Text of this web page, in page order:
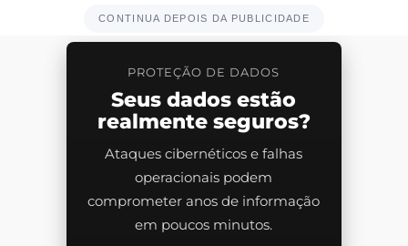
CONTINUA DEPOIS DA PUBLICIDADE
PROTEÇÃO DE DADOS
Seus dados estão
realmente seguros?
Ataques cibernéticos e falhas
operacionais podem
comprometer anos de informação
em poucos minutos.